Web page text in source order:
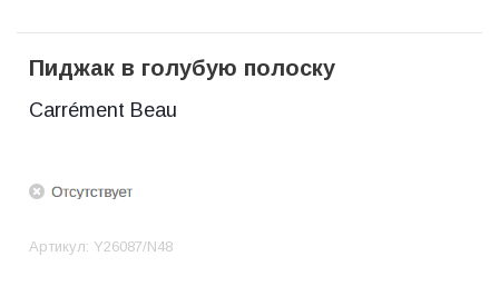
Пиджак в голубую полоску
Carrément Beau
Артикул: Y26087/N48